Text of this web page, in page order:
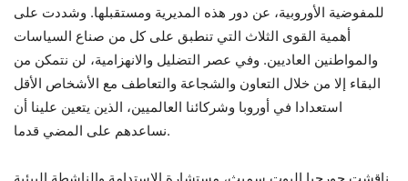
للمفوضية الأوروبية، عن دور هذه المديرية ومستقبلها. وشددت على
أهمية القوى الثلاث التي تنطبق على كل من صناع السياسات
والمواطنين العاديين. وفي عصر التضليل والانهزامية، لن نتمكن من
البقاء إلا من خلال التعاون والشجاعة والتعاطف مع الأشخاص الأقل
استعدادا في أوروبا وشركائنا العالميين، الذين يتعين علينا أن
نساعدهم على المضي قدما.
ناقشت جورجيا إليوت سميث، مستشارة الاستدامة والناشطة البيئية